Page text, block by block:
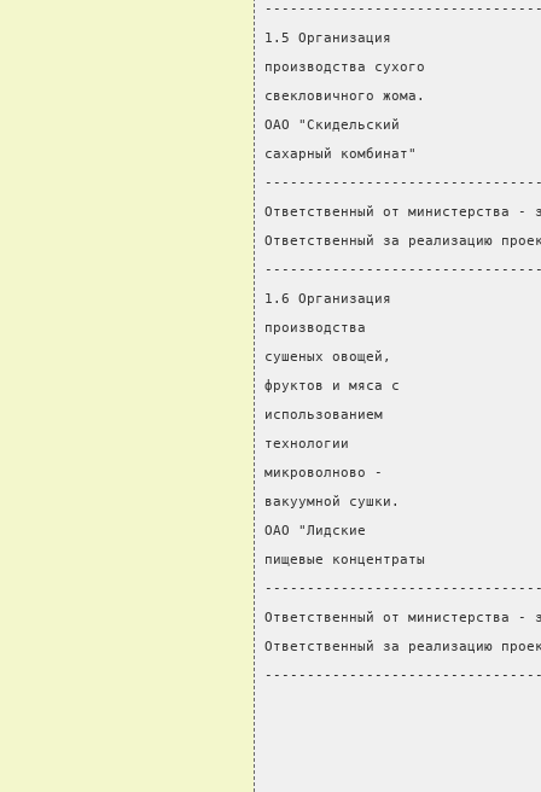
1.5 Организация
производства сухого
свекловичного жома.
ОАО "Скидельский
сахарный комбинат"
Ответственный от министерства -
Ответственный за реализацию
1.6 Организация
производства
сушеных овощей,
фруктов и мяса с
использованием
технологии
микроволново -
вакуумной сушки.
ОАО "Лидские
пищевые концентраты
Ответственный от министерства -
Ответственный за реализацию